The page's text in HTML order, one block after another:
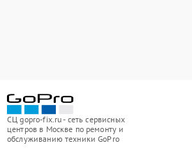
СЦ gopro-fix.ru - сеть сервисных
центров в Москве по ремонту и
обслуживанию техники GoPro